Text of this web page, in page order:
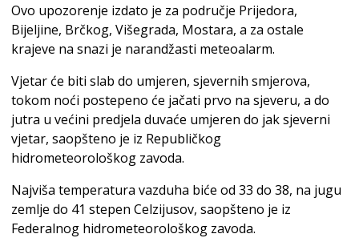
Ovo upozorenje izdato je za područje Prijedora,
Bijeljine, Brčkog, Višegrada, Mostara, a za ostale
krajeve na snazi je narandžasti meteoalarm.
Vjetar će biti slab do umjeren, sjevernih smjerova,
tokom noći postepeno će jačati prvo na sjeveru, a do
jutra u većini predjela duvaće umjeren do jak sjeverni
vjetar, saopšteno je iz Republičkog
hidrometeorološkog zavoda.
Najviša temperatura vazduha biće od 33 do 38, na jugu
zemlje do 41 stepen Celzijusov, saopšteno je iz
Federalnog hidrometeorološkog zavoda.